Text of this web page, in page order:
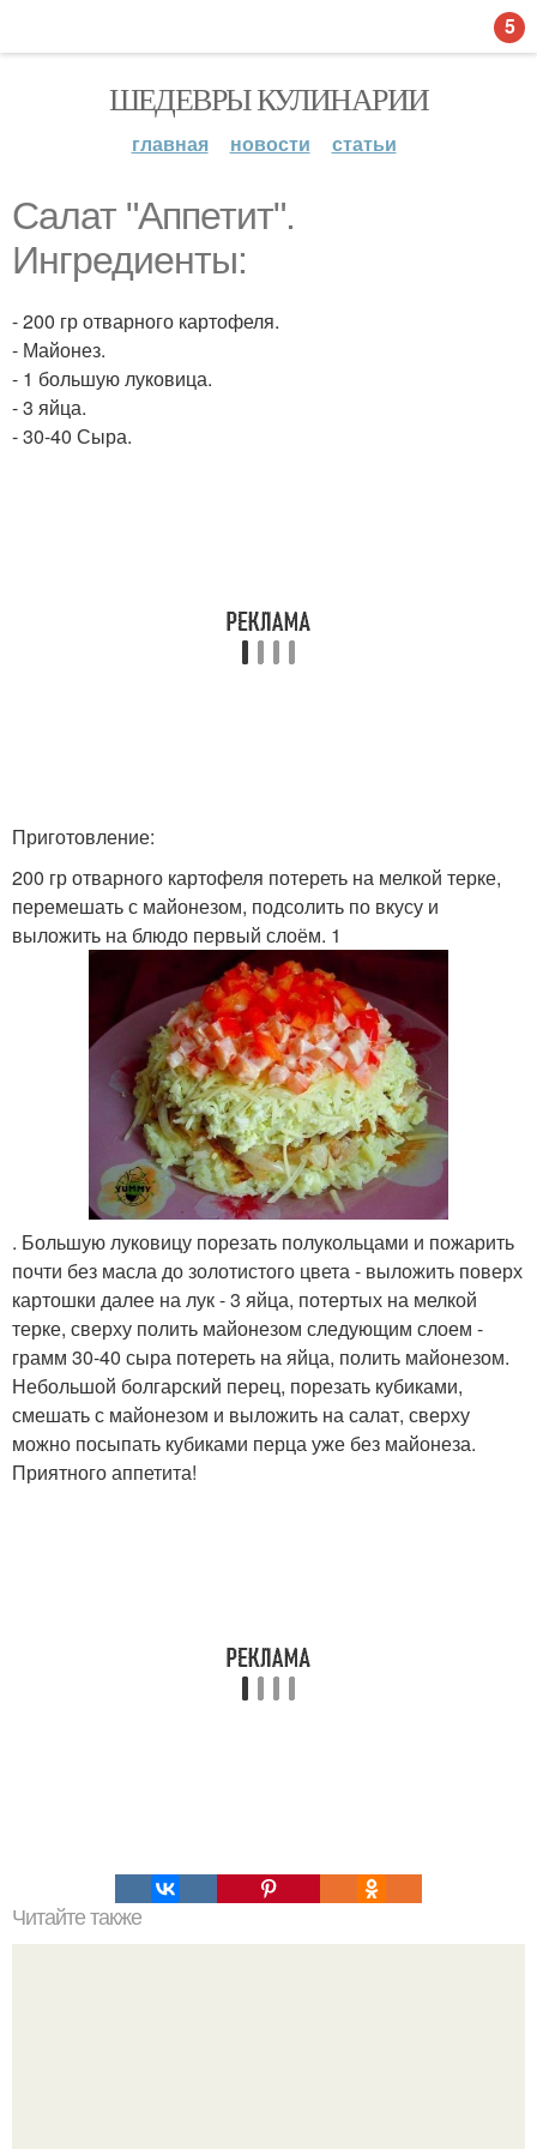
ШЕДЕВРЫ КУЛИНАРИИ
главная новости статьи
Салат "Аппетит".
Ингредиенты:
- 200 гр отварного картофеля.
- Майонез.
- 1 большую луковица.
- 3 яйца.
- 30-40 Сыра.
Приготовление:
200 гр отварного картофеля потереть на мелкой терке,
перемешать с майонезом, подсолить по вкусу и
выложить на блюдо первый слоём. 1
. Большую луковицу порезать полукольцами и пожарить
почти без масла до золотистого цвета - выложить поверх
картошки далее на лук - 3 яйца, потертых на мелкой
терке, сверху полить майонезом следующим слоем -
грамм 30-40 сыра потереть на яйца, полить майонезом.
Небольшой болгарский перец, порезать кубиками,
смешать с майонезом и выложить на салат, сверху
можно посыпать кубиками перца уже без майонеза.
Приятного аппетита!
Читайте также
5